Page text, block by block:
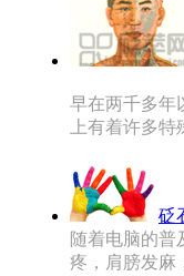
早在两千多年
上有着许多
砭
随着电脑的普
疼，肩膀发麻